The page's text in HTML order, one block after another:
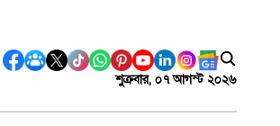
শুক্রবার, ০৭ আগস্ট ২০২৬